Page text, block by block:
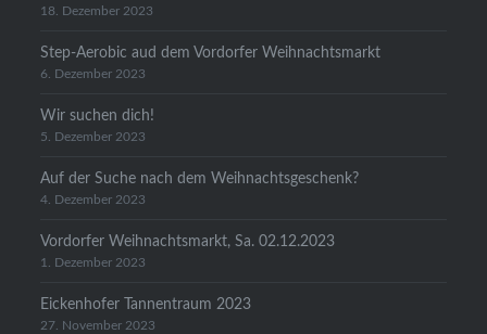
18. Dezember 2023
Step-Aerobic aud dem Vordorfer Weihnachtsmarkt
6. Dezember 2023
Wir suchen dich!
5. Dezember 2023
Auf der Suche nach dem Weihnachtsgeschenk?
4. Dezember 2023
Vordorfer Weihnachtsmarkt, Sa. 02.12.2023
1. Dezember 2023
Eickenhofer Tannentraum 2023
27. November 2023